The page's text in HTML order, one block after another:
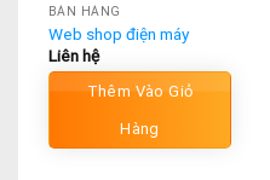
BÁN HÀNG
Web shop điện máy
Liên hệ
Thêm Vào Giỏ
Hàng